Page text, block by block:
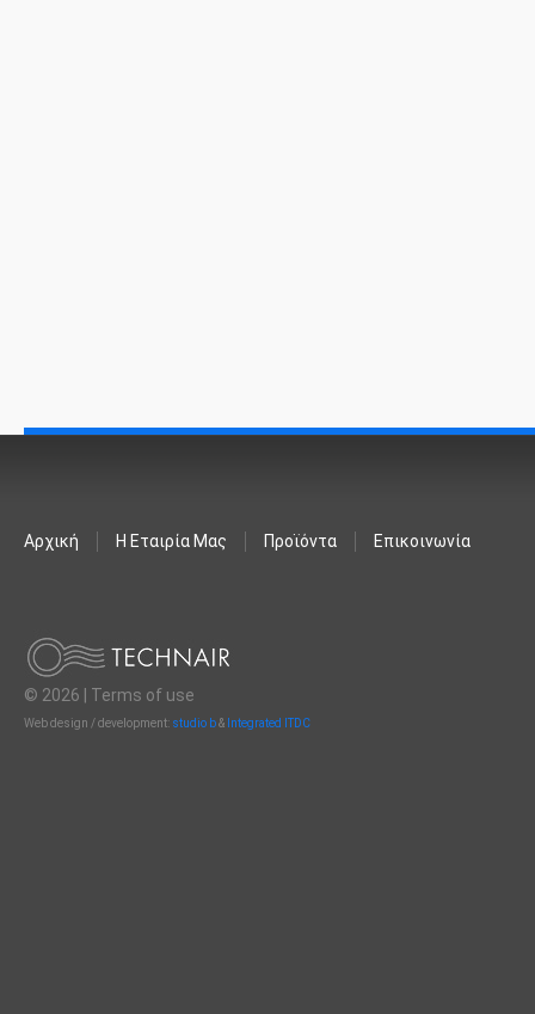
Αρχική Η Εταιρία Μας Προϊόντα Επικοινωνία
© 2026 | Terms of use
Web design / development: studio b& Integrated ITDC